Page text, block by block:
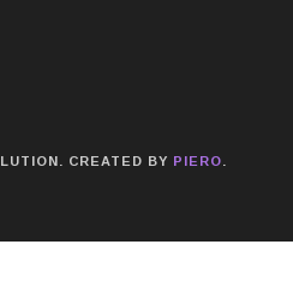
CREATED BY PIERO